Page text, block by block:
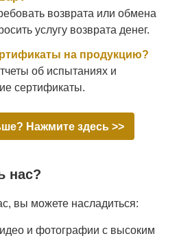
возврата или обмена
услугу возврата денег.
на продукцию?
об испытаниях и
сертификаты.
Нажмите здесь >>
нас?
вы можете насладиться:
и фотографии с высоким